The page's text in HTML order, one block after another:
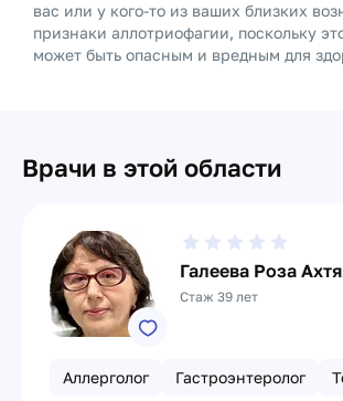
вас или у кого-то из ваших близких
признаки аллотриофагии, поскольку
может быть опасным и вредным для
Врачи в этой области
Галеева Роза
Стаж 39 лет
Аллерголог Гастроэнтеролог